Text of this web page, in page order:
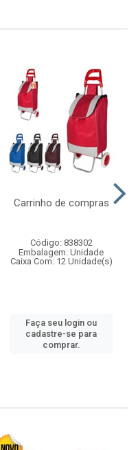
Carrinho de compras
Código: 838302
Embalagem: Unidade
Caixa Com: 12 Unidade(s)
Faça seu login ou
cadastre-se para
comprar.